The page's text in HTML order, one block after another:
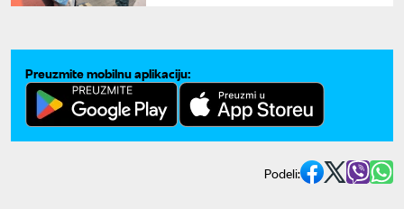
Preuzmite mobilnu aplikaciju:
Podeli: